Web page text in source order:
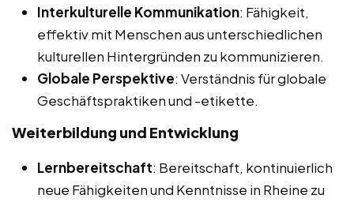
Interkulturelle Kommunikation: Fähigkeit,
effektiv mit Menschen aus unterschiedlichen
kulturellen Hintergründen zu kommunizieren.
Globale Perspektive: Verständnis für globale
Geschäftspraktiken und -etikette.
Weiterbildung und Entwicklung
Lernbereitschaft: Bereitschaft, kontinuierlich
neue Fähigkeiten und Kenntnisse in Rheine zu